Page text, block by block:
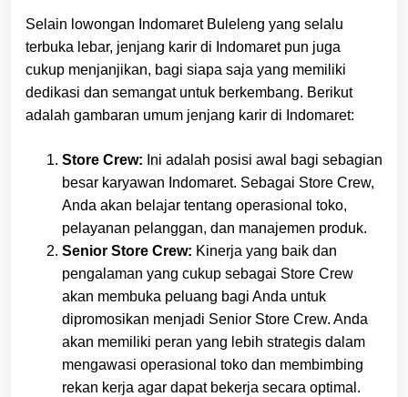
Selain lowongan Indomaret Buleleng yang selalu
terbuka lebar, jenjang karir di Indomaret pun juga
cukup menjanjikan, bagi siapa saja yang memiliki
dedikasi dan semangat untuk berkembang. Berikut
adalah gambaran umum jenjang karir di Indomaret:
Store Crew: Ini adalah posisi awal bagi sebagian
besar karyawan Indomaret. Sebagai Store Crew,
Anda akan belajar tentang operasional toko,
pelayanan pelanggan, dan manajemen produk.
Senior Store Crew: Kinerja yang baik dan
pengalaman yang cukup sebagai Store Crew
akan membuka peluang bagi Anda untuk
dipromosikan menjadi Senior Store Crew. Anda
akan memiliki peran yang lebih strategis dalam
mengawasi operasional toko dan membimbing
rekan kerja agar dapat bekerja secara optimal.